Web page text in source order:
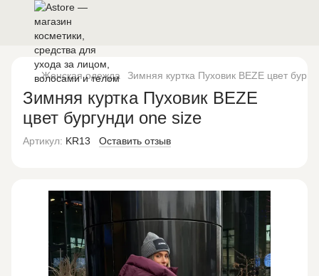
Женская одежда Зимняя куртка Пуховик BEZE цвет
Зимняя куртка Пуховик BEZE
цвет бургунди one size
Артикул: KR13 Оставить отзыв